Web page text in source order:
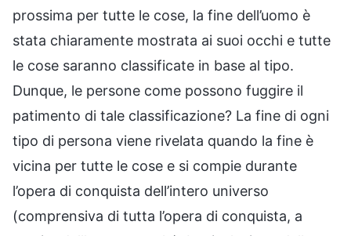
prossima per tutte le cose, la fine dell’uomo è
stata chiaramente mostrata ai suoi occhi e tutte
le cose saranno classificate in base al tipo.
Dunque, le persone come possono fuggire il
patimento di tale classificazione? La fine di ogni
tipo di persona viene rivelata quando la fine è
vicina per tutte le cose e si compie durante
l’opera di conquista dell’intero universo
(comprensiva di tutta l’opera di conquista, a